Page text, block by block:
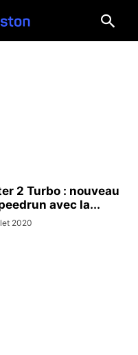
2 Turbo : nouveau
avec la...
2020